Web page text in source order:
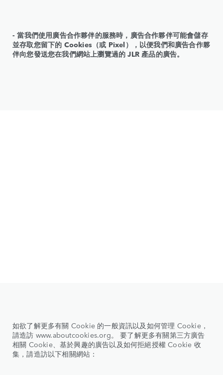
‑ 當我們使用廣告合作夥伴的服務時，廣告合作夥伴可能會儲存
並存取您留下的 Cookies（或 Pixel），以便我們和廣告合作夥
伴向您發送您在我們網站上瀏覽過的 JLR 產品的廣告。
如欲了解更多有關 Cookie 的一般資訊以及如何管理 Cookie，
請造訪 www.aboutcookies.org。 要了解更多有關第三方廣告
相關 Cookie、基於興趣的廣告以及如何拒絕授權 Cookie 收
集，請造訪以下相關網站：